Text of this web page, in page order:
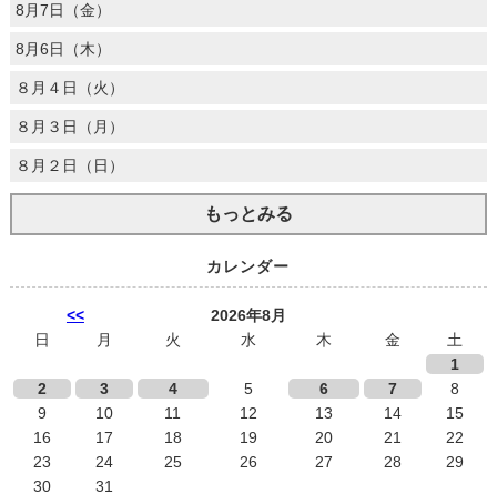
8月7日（金）
8月6日（木）
８月４日（火）
８月３日（月）
８月２日（日）
もっとみる
カレンダー
<<
2026年8月
日
月 火 水 木 金
土
1
2
3 4 5 6 7
8
9
10 11 12 13 14
15
16
17 18 19 20 21
22
23
24 25 26 27 28
29
30
31